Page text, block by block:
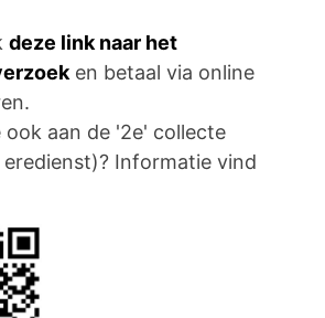
deze link naar het
en betaal via online
ook aan de '2e' collecte
eredienst)? Informatie vind